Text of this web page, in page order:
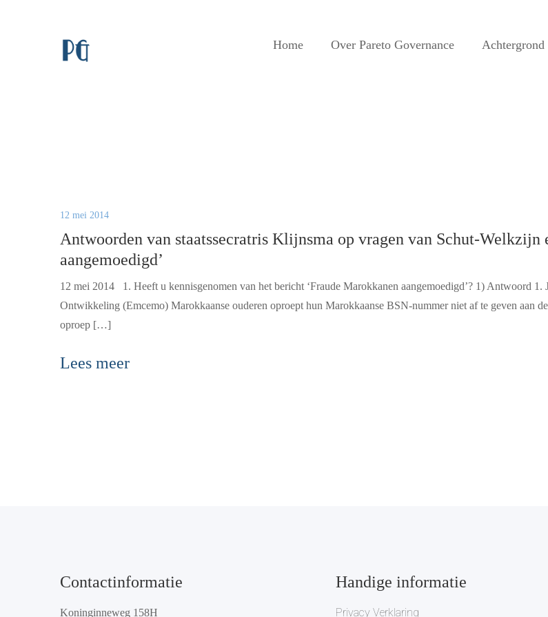
Home Over Pareto Governance Achtergrond
12 mei 2014
Antwoorden van staatssecratris Klijnsma op vragen van Schut-Welkzijn
aangemoedigd’
12 mei 2014 1. Heeft u kennisgenomen van het bericht ‘Fraude Marokkanen aangemoedigd’? 1) Antwoord
Ontwikkeling (Emcemo) Marokkaanse ouderen oproept hun Marokkaanse BSN-nummer niet af te geven aan
oproep […]
Lees meer
Contactinformatie
Koninginneweg 158H
Handige informatie
Privacy Verklaring